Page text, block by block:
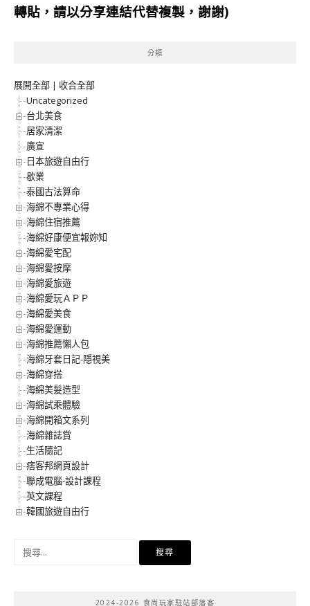
轉貼，請以分享連結代替複製，謝謝)
分類
展開全部 | 收合全部
Uncategorized
台北美食
居家清潔
廣宣
日本旅遊自由行
歇業
泰國古法算命
海綿不專業心得
海綿住宿推薦
海綿好康便宜報妳知
海綿愛宅配
海綿愛按摩
海綿愛旅遊
海綿愛玩ＡＰＰ
海綿愛美食
海綿愛運動
海綿推薦懶人包
海綿牙套日記-隱視美
海綿穿搭
海綿美髮造型
海綿試乘體驗
海綿開箱文系列
海綿雜誌賞
生活隨記
痞客邦網頁設計
聯成電腦-設計課程
英文課程
韓國旅遊自由行
2024-2026 食尚玩家駐站部落客